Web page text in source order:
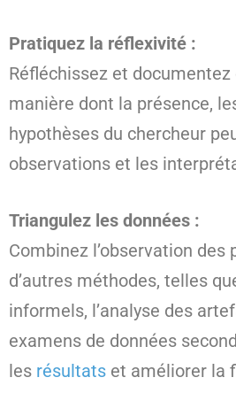
Pratiquez la réflexivité :
Réfléchissez et
manière dont la présence,
hypothèses du chercheur
observations et les
Triangulez les données :
Combinez l’observation
d’autres méthodes, telles
informels, l’analyse des
examens de données
les résultats et améliorer la